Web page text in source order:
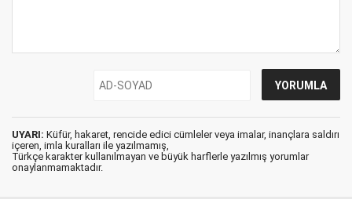
UYARI: Küfür, hakaret, rencide edici cümleler veya imalar, inançlara saldırı
içeren, imla kuralları ile yazılmamış,
Türkçe karakter kullanılmayan ve büyük harflerle yazılmış yorumlar
onaylanmamaktadır.